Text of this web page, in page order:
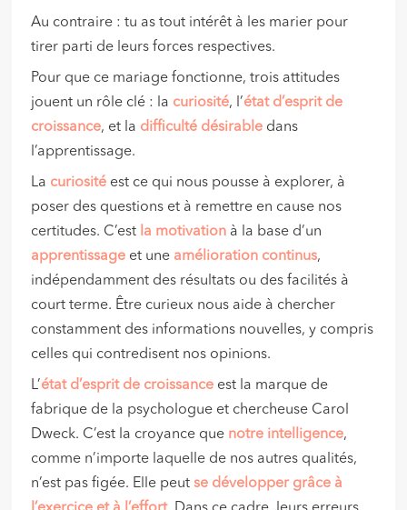
Au contraire : tu as tout intérêt à les marier pour
tirer parti de leurs forces respectives.
Pour que ce mariage fonctionne, trois attitudes
jouent un rôle clé : la curiosité, l’état d’esprit de
croissance, et la difficulté désirable dans
l’apprentissage.
La curiosité est ce qui nous pousse à explorer, à
poser des questions et à remettre en cause nos
certitudes. C’est la motivation à la base d’un
apprentissage et une amélioration continus,
indépendamment des résultats ou des facilités à
court terme. Être curieux nous aide à chercher
constamment des informations nouvelles, y compris
celles qui contredisent nos opinions.
L’état d’esprit de croissance est la marque de
fabrique de la psychologue et chercheuse Carol
Dweck. C’est la croyance que notre intelligence,
comme n’importe laquelle de nos autres qualités,
n’est pas figée. Elle peutse développer grâce à